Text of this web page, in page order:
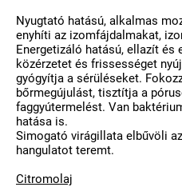
Nyugtató hatású, alkalmas
enyhíti az izomfájdalmakat,
Energetizáló hatású, ellazít és
közérzetet és frissességet
gyógyítja a sérüléseket.
bőrmegújulást, tisztítja a
faggyútermelést. Van
hatása is.
Simogató virágillata elbűvöli
hangulatot teremt.
Citromolaj